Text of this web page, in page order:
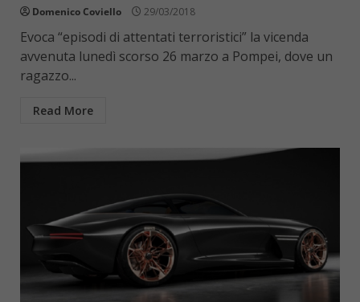
Domenico Coviello 29/03/2018
Evoca “episodi di attentati terroristici” la vicenda
avvenuta lunedì scorso 26 marzo a Pompei, dove un
ragazzo...
Read More